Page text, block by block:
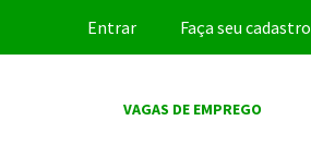
Entrar Faça seu cadastro
VAGAS DE EMPREGO